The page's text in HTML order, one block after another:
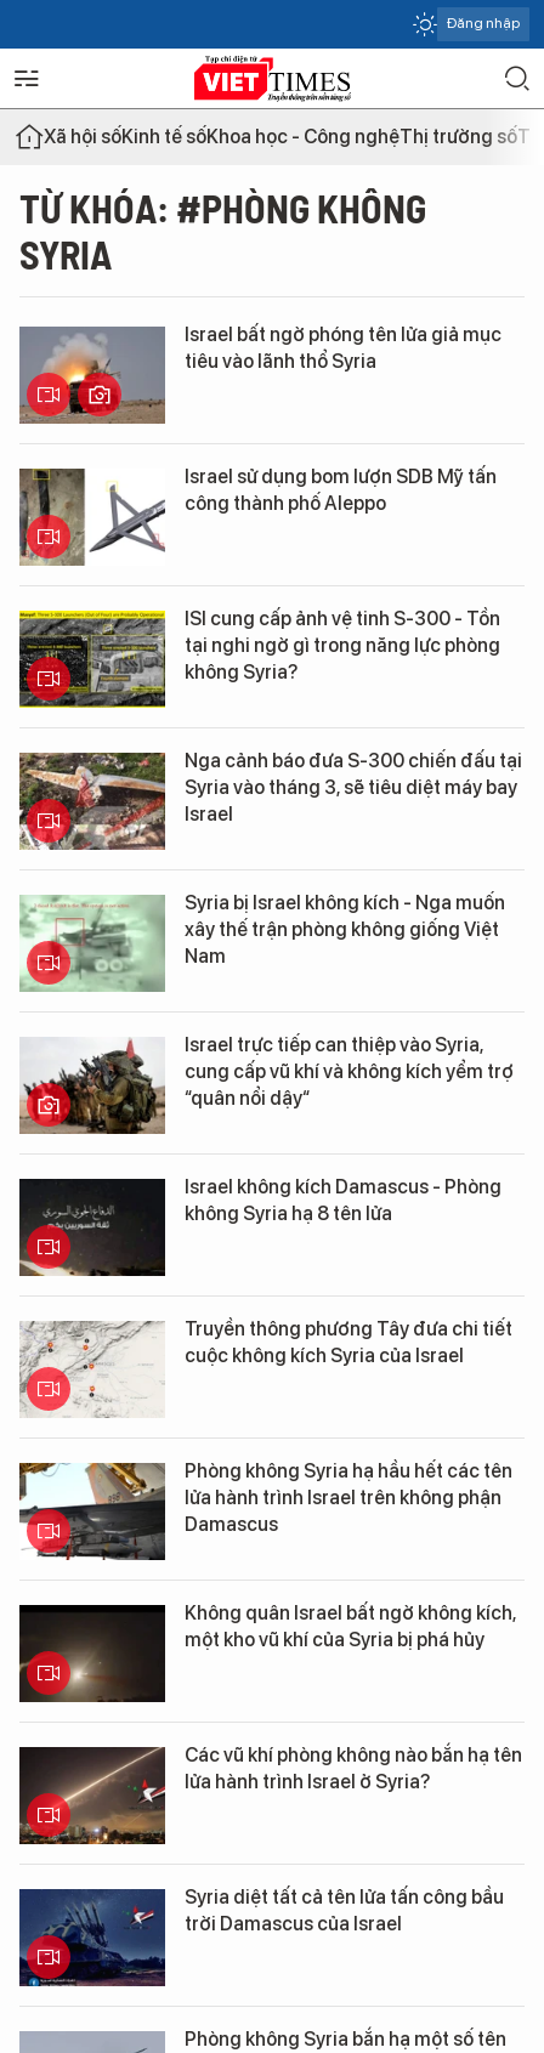
Đăng nhập
Xã hội sốKinh tế sốKhoa học - Công nghệThị trường số
TỪ KHÓA: #PHÒNG KHÔNG
SYRIA
Israel bất ngờ phóng tên lửa giả mục
tiêu vào lãnh thổ Syria
Israel sử dụng bom lượn SDB Mỹ tấn
công thành phố Aleppo
ISI cung cấp ảnh vệ tinh S-300 - Tồn
tại nghi ngờ gì trong năng lực phòng
không Syria?
Nga cảnh báo đưa S-300 chiến đấu tại
Syria vào tháng 3, sẽ tiêu diệt máy bay
Israel
Syria bị Israel không kích - Nga muốn
xây thế trận phòng không giống Việt
Nam
Israel trực tiếp can thiệp vào Syria,
cung cấp vũ khí và không kích yểm trợ
“quân nổi dậy“
Israel không kích Damascus - Phòng
không Syria hạ 8 tên lửa
Truyền thông phương Tây đưa chi tiết
cuộc không kích Syria của Israel
Phòng không Syria hạ hầu hết các tên
lửa hành trình Israel trên không phận
Damascus
Không quân Israel bất ngờ không kích,
một kho vũ khí của Syria bị phá hủy
Các vũ khí phòng không nào bắn hạ tên
lửa hành trình Israel ở Syria?
Syria diệt tất cả tên lửa tấn công bầu
trời Damascus của Israel
Phòng không Syria bắn hạ một số tên